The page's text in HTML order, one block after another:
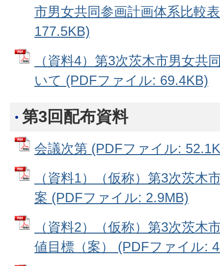
市男女共同参画計画体系比較
177.5KB)
（資料4）第3次茨木市男女共
いて (PDFファイル: 69.4KB)
第3回配布資料
会議次第 (PDFファイル:
（資料1）（仮称）第3次茨木
案 (PDFファイル: 2.9MB)
（資料2）（仮称）第3次茨木
値目標（案） (PDFファイル: